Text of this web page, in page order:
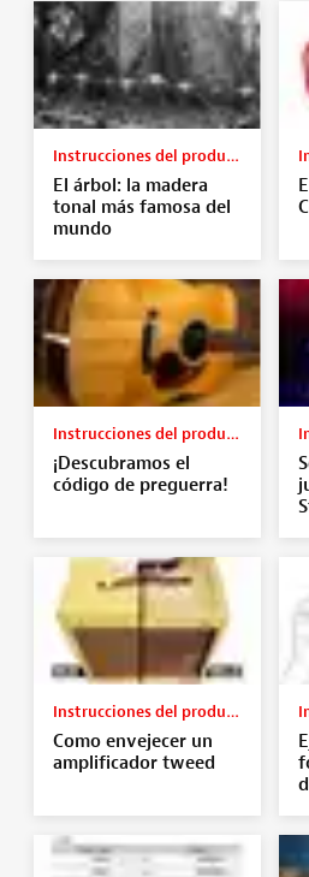
Instrucciones del producto
El árbol: la madera
tonal más famosa del
mundo
Instrucciones del producto
¡Descubramos el
código de preguerra!
Instrucciones del producto
Como envejecer un
amplificador tweed